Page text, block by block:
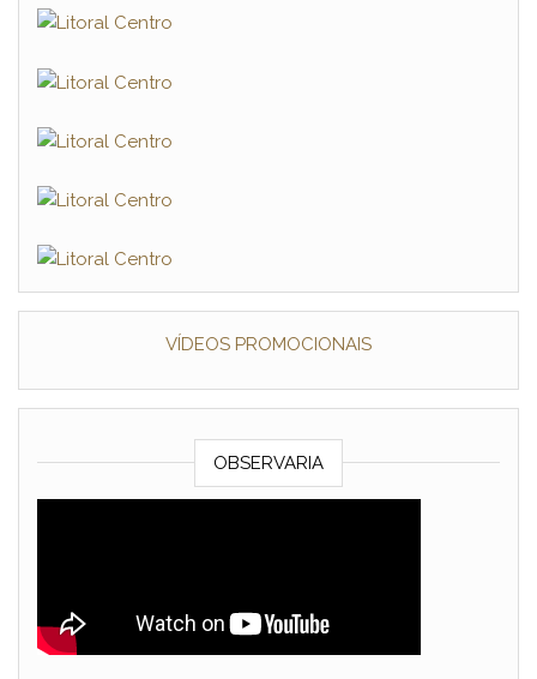
VÍDEOS PROMOCIONAIS
OBSERVARIA